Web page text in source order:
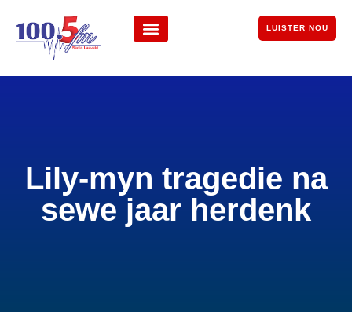
LUISTER NOU
Lily-myn tragedie na
sewe jaar herdenk